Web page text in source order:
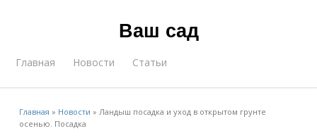
Ваш сад
Главная Новости Статьи
Главная » Новости »Ландыш посадка и уход в открытом грунте
осенью. Посадка